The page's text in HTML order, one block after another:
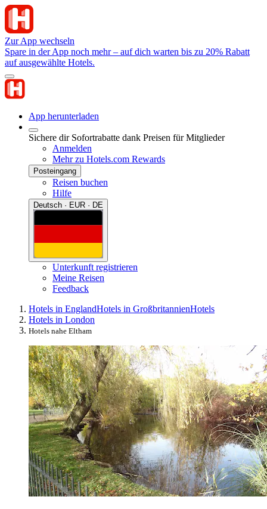
Zur App wechseln
Spare in der App noch mehr – auf dich warten bis zu 20% Rabatt
auf ausgewählte Hotels.
App herunterladen
Sichere dir Sofortrabatte dank Preisen für Mitglieder
Anmelden
Mehr zu Hotels.com Rewards
Posteingang
Reisen buchen
Hilfe
Deutsch · EUR · DE
Unterkunft registrieren
Meine Reisen
Feedback
Hotels in EnglandHotels in GroßbritannienHotels
Hotels in London
Hotels nahe Eltham